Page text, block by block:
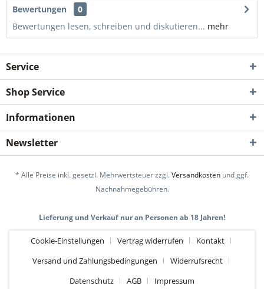
Bewertungen
0
Bewertungen lesen, schreiben und diskutieren... mehr
Service
Shop Service
Informationen
Newsletter
* Alle Preise inkl. gesetzl. Mehrwertsteuer zzgl.Versandkosten und ggf.
Nachnahmegebühren.
Lieferung und Verkauf nur an Personen ab 18 Jahren!
Cookie-Einstellungen Vertrag widerrufen
Kontakt
Versand und Zahlungsbedingungen
Widerrufsrecht
Datenschutz
AGB Impressum